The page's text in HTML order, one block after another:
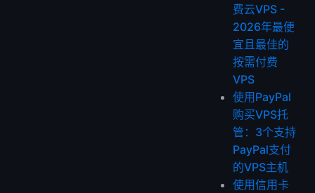
费云VPS -
2026年最便
宜且最佳的
按需付费
VPS
使用PayPal
购买VPS托
管：3个支持
PayPal支付
的VPS主机
使用信用卡